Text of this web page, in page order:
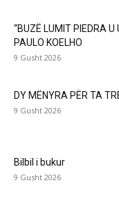
“BUZË LUMIT PIEDRA U
PAULO KOELHO
9 Gusht 2026
DY MËNYRA PËR TA
9 Gusht 2026
Bilbil i bukur
9 Gusht 2026